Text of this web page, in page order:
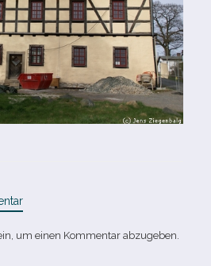
um einen Kommentar abzugeben.